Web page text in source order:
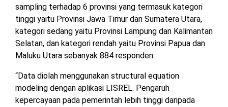
sampling terhadap 6 provinsi yang termasuk kategori
tinggi yaitu Provinsi Jawa Timur dan Sumatera Utara,
kategori sedang yaitu Provinsi Lampung dan Kalimantan
Selatan, dan kategori rendah yaitu Provinsi Papua dan
Maluku Utara sebanyak 884 responden.
“Data diolah menggunakan structural equation
modeling dengan aplikasi LISREL. Pengaruh
kepercayaan pada pemerintah lebih tinggi daripada